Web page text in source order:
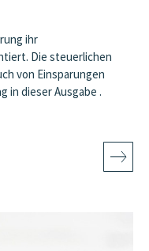
ihr
Die steuerlichen
von Einsparungen
in dieser Ausgabe .